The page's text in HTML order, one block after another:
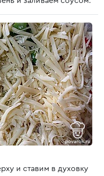
и ставим в духовку